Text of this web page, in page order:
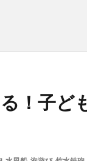
！子ど